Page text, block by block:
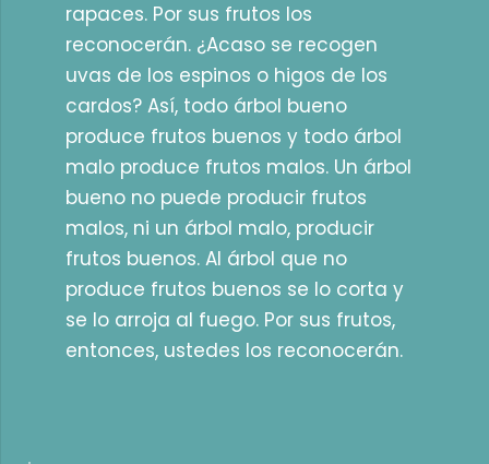
rapaces. Por sus frutos los
reconocerán. ¿Acaso se recogen
uvas de los espinos o higos de los
cardos? Así, todo árbol bueno
produce frutos buenos y todo árbol
malo produce frutos malos. Un árbol
bueno no puede producir frutos
malos, ni un árbol malo, producir
frutos buenos. Al árbol que no
produce frutos buenos se lo corta y
se lo arroja al fuego. Por sus frutos,
entonces, ustedes los reconocerán.